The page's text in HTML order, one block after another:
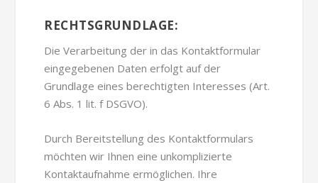
RECHTSGRUNDLAGE:
Die Verarbeitung der in das Kontaktformular
eingegebenen Daten erfolgt auf der
Grundlage eines berechtigten Interesses (Art.
6 Abs. 1 lit. f DSGVO).
Durch Bereitstellung des Kontaktformulars
möchten wir Ihnen eine unkomplizierte
Kontaktaufnahme ermöglichen. Ihre